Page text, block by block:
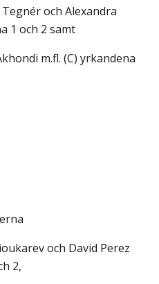
och Alexandra
1 och 2 samt
m.fl. (C) yrkandena
och David Perez
2,